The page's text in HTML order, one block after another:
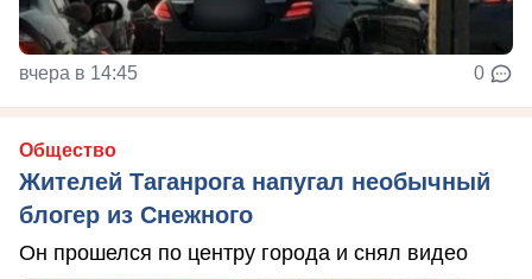
вчера в 14:45 0
Общество
Жителей Таганрога напугал необычный
блогер из Снежного
Он прошелся по центру города и снял видео